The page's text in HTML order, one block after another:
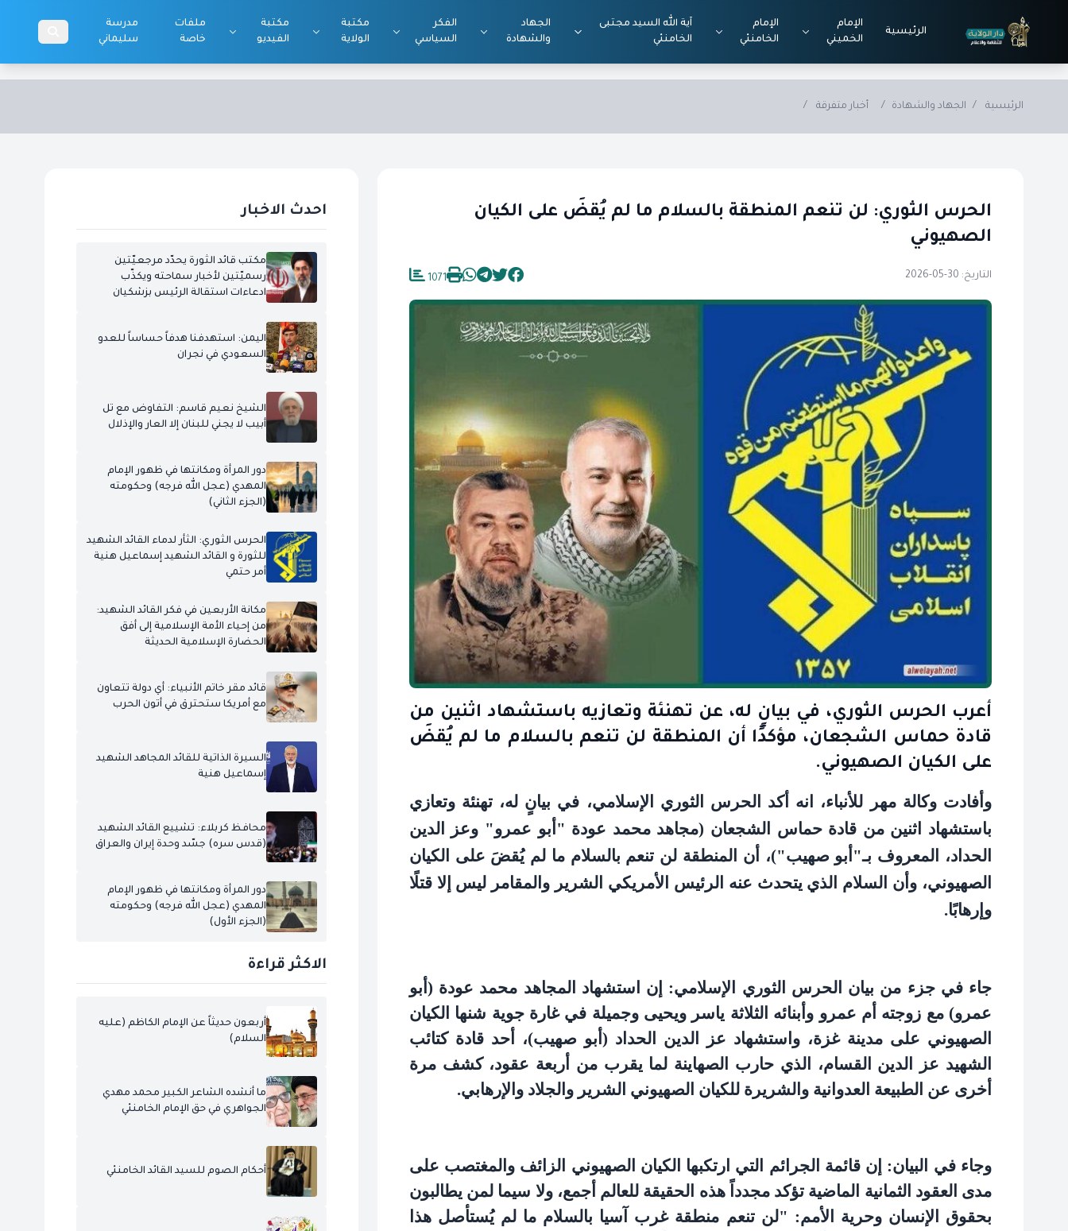
الرئيسية
الإمام
الخميني
الإمام
الخامنئي
آية الله السيد مجتبى
الخامنئي
الجهاد
والشهادة
الفكر
السياسي
مكتبة
الولاية
مكتبة
الفيديو
ملفات
خاصة
مدرسة
سليماني
الرئيسية / الجهاد والشهادة / أخبار متفرقة /
الحرس الثوري: لن تنعم المنطقة بالسلام ما لم يُقضَ على الكيان
الصهيوني
التاريخ: 30-05-2026 1071
أعرب الحرس الثوري، في بيانٍ له، عن تهنئة وتعازيه باستشهاد اثنين من
قادة حماس الشجعان، مؤكدًا أن المنطقة لن تنعم بالسلام ما لم يُقضَ
على الكيان الصهيوني.
وأفادت وكالة مهر للأنباء، انه أكد الحرس الثوري الإسلامي، في بيانٍ له، تهنئة وتعازي
باستشهاد اثنين من قادة حماس الشجعان (مجاهد محمد عودة "أبو عمرو" وعز الدين
الحداد، المعروف بـ"أبو صهيب")، أن المنطقة لن تنعم بالسلام ما لم يُقضَ على الكيان
الصهيوني، وأن السلام الذي يتحدث عنه الرئيس الأمريكي الشرير والمقامر ليس إلا قتلًا
وإرهابًا.
جاء في جزء من بيان الحرس الثوري الإسلامي: إن استشهاد المجاهد محمد عودة (أبو
عمرو) مع زوجته أم عمرو وأبنائه الثلاثة ياسر ويحيى وجميلة في غارة جوية شنها الكيان
الصهيوني على مدينة غزة، واستشهاد عز الدين الحداد (أبو صهيب)، أحد قادة كتائب
الشهيد عز الدين القسام، الذي حارب الصهاينة لما يقرب من أربعة عقود، كشف مرة
أخرى عن الطبيعة العدوانية والشريرة للكيان الصهيوني الشرير والجلاد والإرهابي.
وجاء في البيان: إن قائمة الجرائم التي ارتكبها الكيان الصهيوني الزائف والمغتصب على
مدى العقود الثمانية الماضية تؤكد مجدداً هذه الحقيقة للعالم أجمع، ولا سيما لمن يطالبون
بحقوق الإنسان وحرية الأمم: "لن تنعم منطقة غرب آسيا بالسلام ما لم يُستأصل هذا
احدث الاخبار
مكتب قائد الثورة يحدّد مرجعيّتين
رسميّتين لأخبار سماحته ويكذّب
ادعاءات استقالة الرئيس بزشكيان
اليمن: استهدفنا هدفاً حساساً للعدو
السعودي في نجران
الشيخ نعيم قاسم: التفاوض مع تل
أبيب لا يجني للبنان إلا العار والإذلال
دور المرأة ومكانتها في ظهور الإمام
المهدي (عجل الله فرجه) وحكومته
(الجزء الثاني)
الحرس الثوري: الثأر لدماء القائد الشهيد
للثورة و القائد الشهيد إسماعيل هنية
أمر حتمي
مكانة الأربعين في فكر القائد الشهيد:
من إحياء الأمة الإسلامية إلى أفق
الحضارة الإسلامية الحديثة
قائد مقر خاتم الأنبياء: أي دولة تتعاون
مع أمريكا ستحترق في أتون الحرب
السيرة الذاتية للقائد المجاهد الشهيد
إسماعيل هنية
محافظ كربلاء: تشييع القائد الشهيد
(قدس سره) جسّد وحدة إيران والعراق
دور المرأة ومكانتها في ظهور الإمام
المهدي (عجل الله فرجه) وحكومته
(الجزء الأول)
الاكثر قراءة
أربعون حديثاً عن الإمام الكاظم (عليه
السلام)
ما أنشده الشاعر الكبير محمد مهدي
الجواهري في حق الإمام الخامنئي
أحكام الصوم للسيد القائد الخامنئي